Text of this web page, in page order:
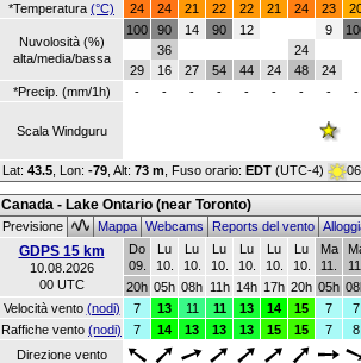
*Temperatura (°C) 24 24 21 22 22 21 24 23
Nuvolosità (%)
alta/media/bassa
100
29
90
36
16
14
27
90
54
12
44 24
24
48
9
24
*Precip. (mm/1h) - - - - - - - - -
Scala Windguru
Lat: 43.5 , Lon: -79 Alt: 73 m , Fuso orario: EDT (UTC-4)
Canada - Lake Ontario (near Toronto)
Previsione MappaWebcamsReports del vento
GDPS 15 km
10.08.2026
00 UTC
Do
09.
Lu
10.
Lu
10.
Lu
10.
Lu
10.
Lu
10.
Lu
10.
Ma
11.
20h 05h 08h 11h 14h 17h 20h 05h
Velocità vento (nodi) 7 13 11 11 13 14 15 7
7
Raffiche vento (nodi) 7 14 13 13 13 15 15 7
8
Direzione vento